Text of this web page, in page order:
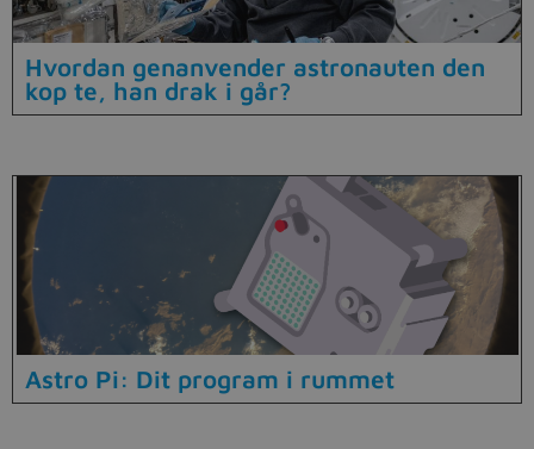
Hvordan genanvender astronauten den
kop te, han drak i går?
Astro Pi: Dit program i rummet